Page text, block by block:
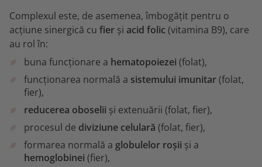
Complexul este, de asemenea, îmbogățit pentru o
acțiune sinergică cu fier și acid folic (vitamina B9), care
au rol în:
buna funcționare a hematopoiezei (folat),
funcționarea normală a sistemului imunitar(folat,
fier),
reducerea oboselii și extenuării (folat, fier),
procesul de diviziune celulară (folat, fier),
formarea normală a globulelor roșii și a
hemoglobinei (fier),